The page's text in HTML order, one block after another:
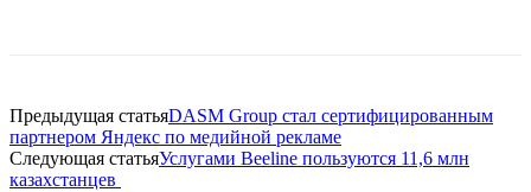
Предыдущая статьяDASM Group стал сертифицированным
партнером Яндекс по медийной рекламе
Следующая статьяУслугами Beeline пользуются 11,6 млн
казахстанцев